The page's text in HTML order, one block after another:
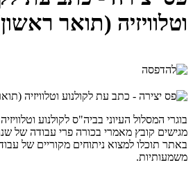
וטלוויזיה (תואר
בוגרי המסלול העיוני בביה"ס לקולנוע
מגישים קובץ מאמרי בכורה פרי עבודה של
באתר תוכלו למצוא ניתוחים מקוריים של עבודות
משמעותיות.